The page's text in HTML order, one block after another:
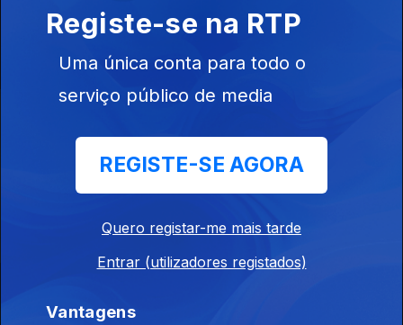
CarPlay
Registe-se na RTP
Uma única conta para todo o
serviço público de media
REGISTE-SE AGORA
Quero registar-me mais tarde
Entrar (utilizadores registados)
Vantagens